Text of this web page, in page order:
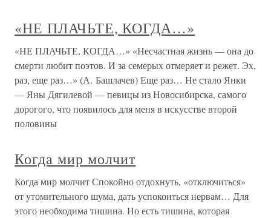
«НЕ ПЛАЧЬТЕ, КОГДА…»
«НЕ ПЛАЧЬТЕ, КОГДА…» «Несчастная жизнь — она до
смерти любит поэтов. И за семерых отмеряет и режет. Эх,
раз, еще раз…» (А. Башлачев) Еще раз… Не стало Янки
— Яны Дягилевой — певицы из Новосибирска, самого
дорогого, что появилось для меня в искусстве второй
половины
Когда мир молчит
Когда мир молчит Спокойно отдохнуть, «отключиться»
от утомительного шума, дать успокоиться нервам… Для
этого необходима тишина. Но есть тишина, которая